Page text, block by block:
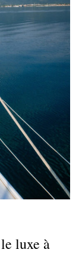
luxe à